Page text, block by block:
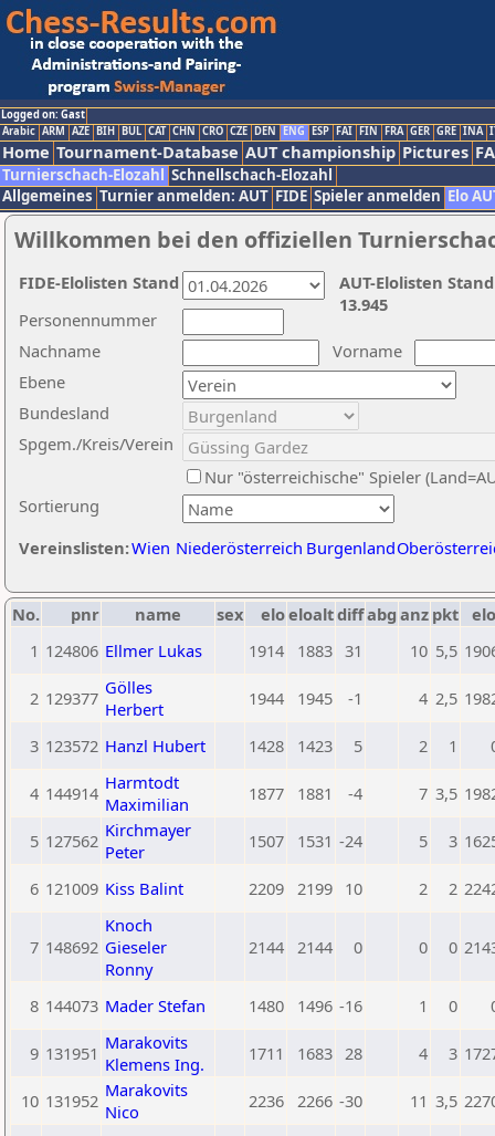
Logged on: Gast
Arabic ARM AZE BIH BUL CAT CHN CRO CZE DEN ENG ESP FAI FIN FRA GER GRE INA
Home Tournament-Database AUT championship Pictures
Turnierschach-Elozahl Schnellschach-Elozahl
Allgemeines Turnier anmelden: AUT FIDE Spieler anmelden Elo
Willkommen bei den offiziellen
Nachname
Vorname
Ebene
Sortierung
Personennummer
Bundesland
Spgem./Kreis/Verein
Nur "österreichische" Spieler
Vereinslisten:Wien Niederösterreich Burgenland
AUT-Elolisten
13.945
FIDE-Elolisten Stand
No. pnr name sex eloeloaltdiffabg anz pkt
1 124806 Ellmer Lukas 1914 1883 31 10 5,5
2 129377 Gölles
Herbert
1944 1945 -1 4 2,5
3 123572 Hanzl Hubert 1428 1423 5 2 1
4 144914 Harmtodt
Maximilian
1877 1881 -4 7 3,5
5 127562 Kirchmayer
Peter
1507 1531 -24 5 3
6 121009 Kiss Balint 2209 2199 10 2 2
7 148692
Knoch
Gieseler
Ronny
2144 2144 0 0 0
8 144073 Mader Stefan 1480 1496 -16 1 0
9 131951 Marakovits
Klemens Ing.
1711 1683 28 4 3
10 131952 Marakovits
Nico
2236 2266 -30 11 3,5